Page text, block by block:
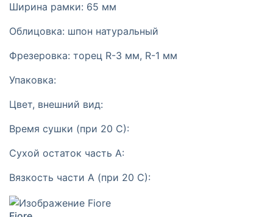
Ширина рамки: 65 мм
Облицовка: шпон натуральный
Фрезеровка: торец R-3 мм, R-1 мм
Упаковка:
Цвет, внешний вид:
Время сушки (при 20 С):
Сухой остаток часть А:
Вязкость части А (при 20 С):